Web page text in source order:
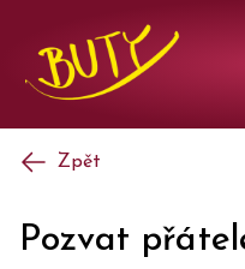
Zpět
Pozvat